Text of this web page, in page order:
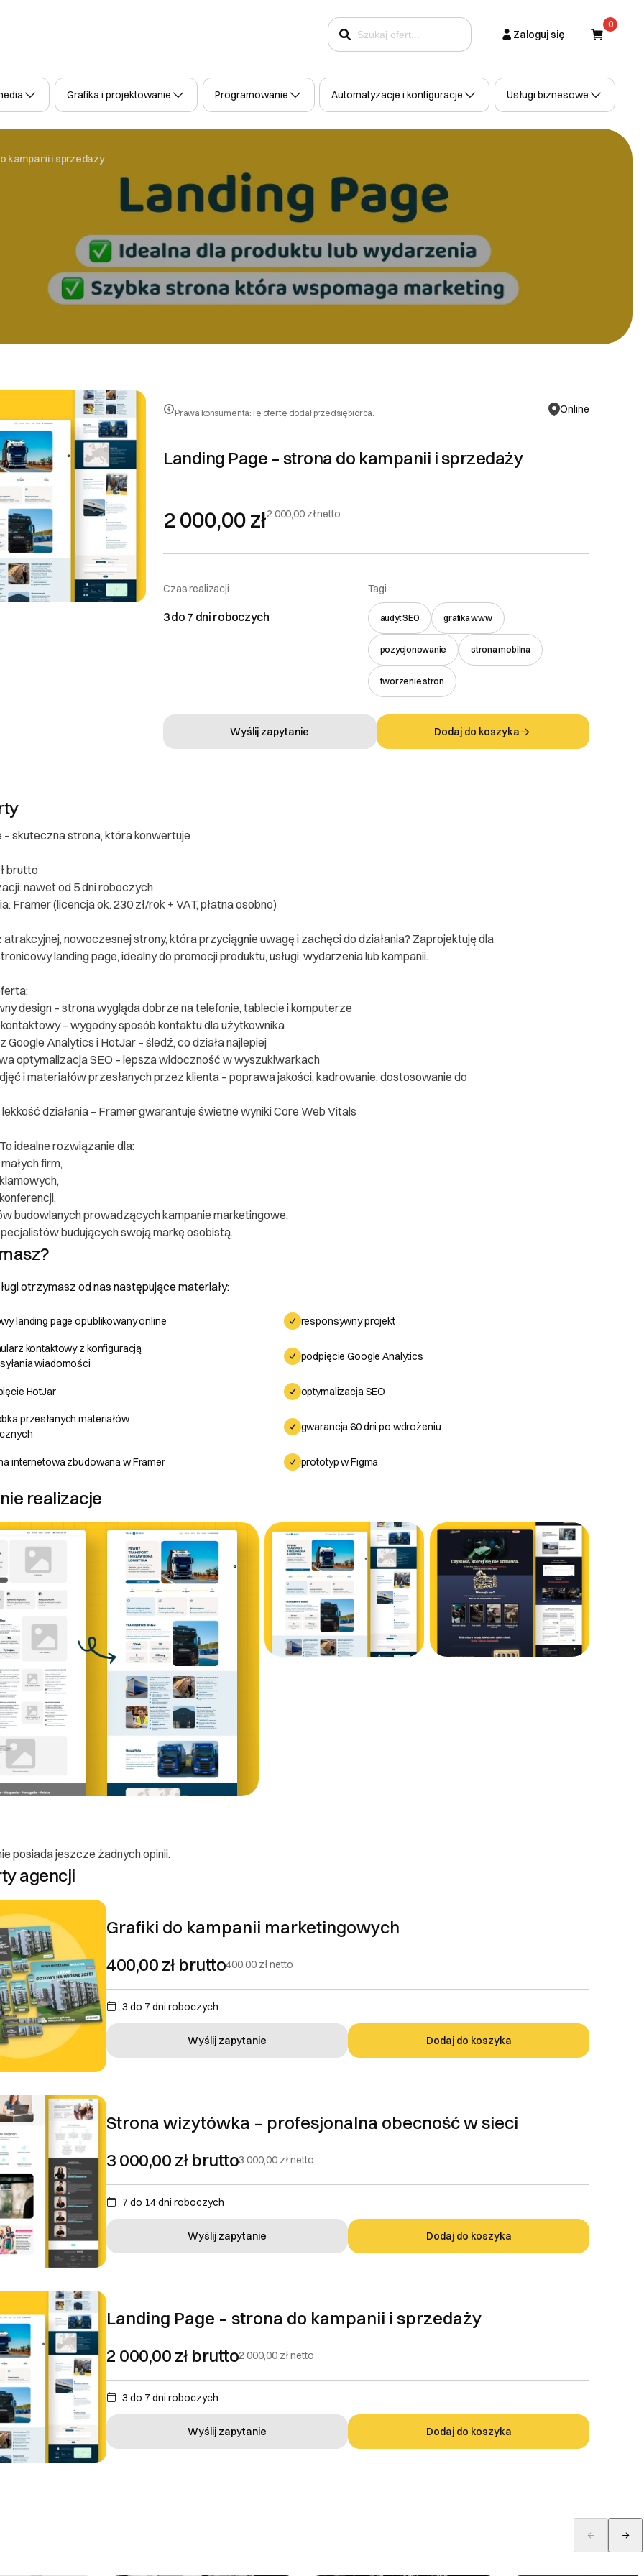
Zaloguj się
Kupujący
0
Grafika i projektowanie Programowanie Automatyzacje i konfiguracje Usługi biznesowe
kampanii i sprzedaży
konsumenta
MROZEK
-
i zwroty
zamówienie przed rozpoczęciem realizacji. Jeśli projekt został już rozpoczęty,
zwrot kosztów – proporcjonalnie do wykonanej pracy. W przypadku zleceń
(z pominięciem 14-dniowego okresu odstąpienia od umowy), anulowanie po
nie jest możliwe. Każdy przypadek rozpatruję indywidualnie, z zachowaniem zasad fair
reklamacje
jest 60-dniową gwarancją od daty zakończenia realizacji. W tym czasie klient może
wynikające z błędów technicznych lub niezgodności z zamówieniem – wykonuję je bezpłatnie.
mailowo lub przez platformę. Rozpatruję je maksymalnie w ciągu 3 dni roboczych.
ze zmiany założeń projektowych (np. nowa funkcja, zmiana tekstów lub układu) traktuję jako
Prawa konsumenta:Tę ofertę dodał przedsiębiorca. Online
Landing Page – strona do kampanii i sprzedaży
2 000,00 zł2 000,00 zł netto
Czas realizacji
3 do 7 dni roboczych
Tagi
audyt SEO grafika www
pozycjonowanie strona mobilna
tworzenie stron
Wyślij zapytanie Dodaj do koszyka
– skuteczna strona, która konwertuje
brutto
nawet od 5 dni roboczych
Framer (licencja ok. 230 zł/rok + VAT, płatna osobno)
nowoczesnej strony, która przyciągnie uwagę i zachęci do działania? Zaprojektuję dla
landing page, idealny do promocji produktu, usługi, wydarzenia lub kampanii.
design – strona wygląda dobrze na telefonie, tablecie i komputerze
– wygodny sposób kontaktu dla użytkownika
Google Analytics i HotJar – śledź, co działa najlepiej
optymalizacja SEO – lepsza widoczność w wyszukiwarkach
i materiałów przesłanych przez klienta – poprawa jakości, kadrowanie, dostosowanie do
lekkość działania – Framer gwarantuje świetne wyniki Core Web Vitals
idealne rozwiązanie dla:
firm,
budowlanych prowadzących kampanie marketingowe,
budujących swoją markę osobistą.
otrzymasz od nas następujące materiały:
landing page opublikowany online responsywny projekt
kontaktowy z konfiguracją
wiadomości
podpięcie Google Analytics
HotJar optymalizacja SEO
przesłanych materiałów
gwarancja 60 dni po wdrożeniu
internetowa zbudowana w Framer prototyp w Figma
realizacje
posiada jeszcze żadnych opinii.
agencji
Grafiki do kampanii marketingowych
3 do 7 dni roboczych
400,00 zł brutto400,00 złnetto
Wyślij zapytanie Dodaj do koszyka
Strona wizytówka – profesjonalna obecność w sieci
7 do 14 dni roboczych
3 000,00 zł brutto3 000,00 złnetto
Wyślij zapytanie Dodaj do koszyka
Landing Page – strona do kampanii i sprzedaży
3 do 7 dni roboczych
2 000,00 zł brutto2 000,00 złnetto
Wyślij zapytanie Dodaj do koszyka